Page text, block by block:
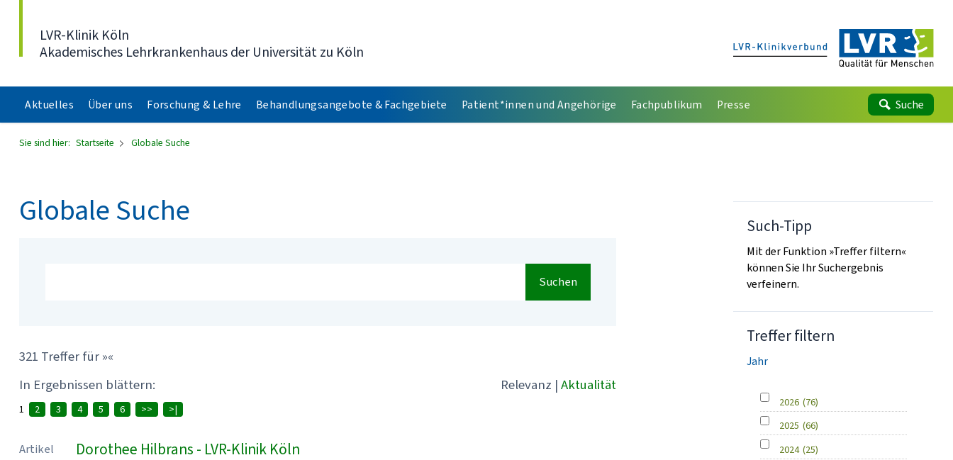
LVR-Klinik Köln
Akademisches Lehrkrankenhaus der Universität zu Köln
Aktuelles Über uns Forschung & Lehre Behandlungsangebote & Fachgebiete Patient*innen und Angehörige Fachpublikum Presse Suche
Sie sind hier: Startseite Globale Suche
Globale Suche
Suchen
321 Treffer für »«
In Ergebnissen blättern:
Relevanz | Aktualität
1 2 3 4 5 6 >> >|
Artikel Dorothee Hilbrans - LVR-Klinik Köln
Such-Tipp
Mit der Funktion »Treffer filtern«
können Sie Ihr Suchergebnis
verfeinern.
Treffer filtern
Jahr
2026 (76)
2025 (66)
2024 (25)